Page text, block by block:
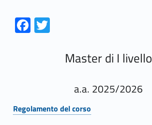
Link identifier #identifier__199604-1 Fa
ce
k
Link identifier #identifier__35544-2 T
Master di I livello
a.a. 2025/2026
Link identifier #identifier__43995-1
Regolamento del corso